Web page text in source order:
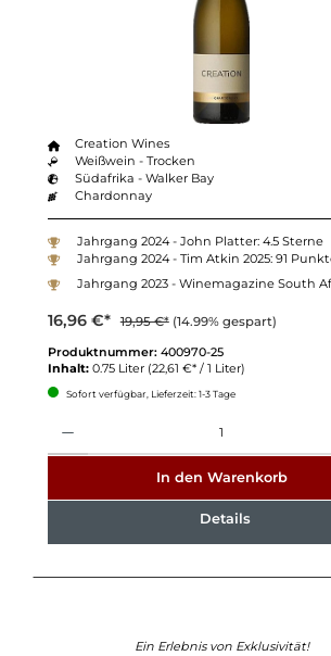
Creation Wines
Weißwein - Trocken
Südafrika - Walker Bay
Chardonnay
Jahrgang 2024 - John Platter: 4.5 Sterne
Jahrgang 2024 - Tim Atkin 2025: 91
Jahrgang 2023 - Winemagazine South Africa
16,96 €* 19,95 €* (14.99% gespart)
Produktnummer: 400970-25
Inhalt: 0.75 Liter (22,61 €* / 1 Liter)
Sofort verfügbar, Lieferzeit: 1-3 Tage
In den Warenkorb
Details
Ein Erlebnis von Exklusivität!